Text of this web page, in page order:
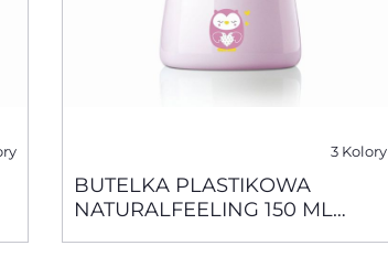
3 Kolory
BUTELKA PLASTIKOWA
NATURALFEELING 150 ML